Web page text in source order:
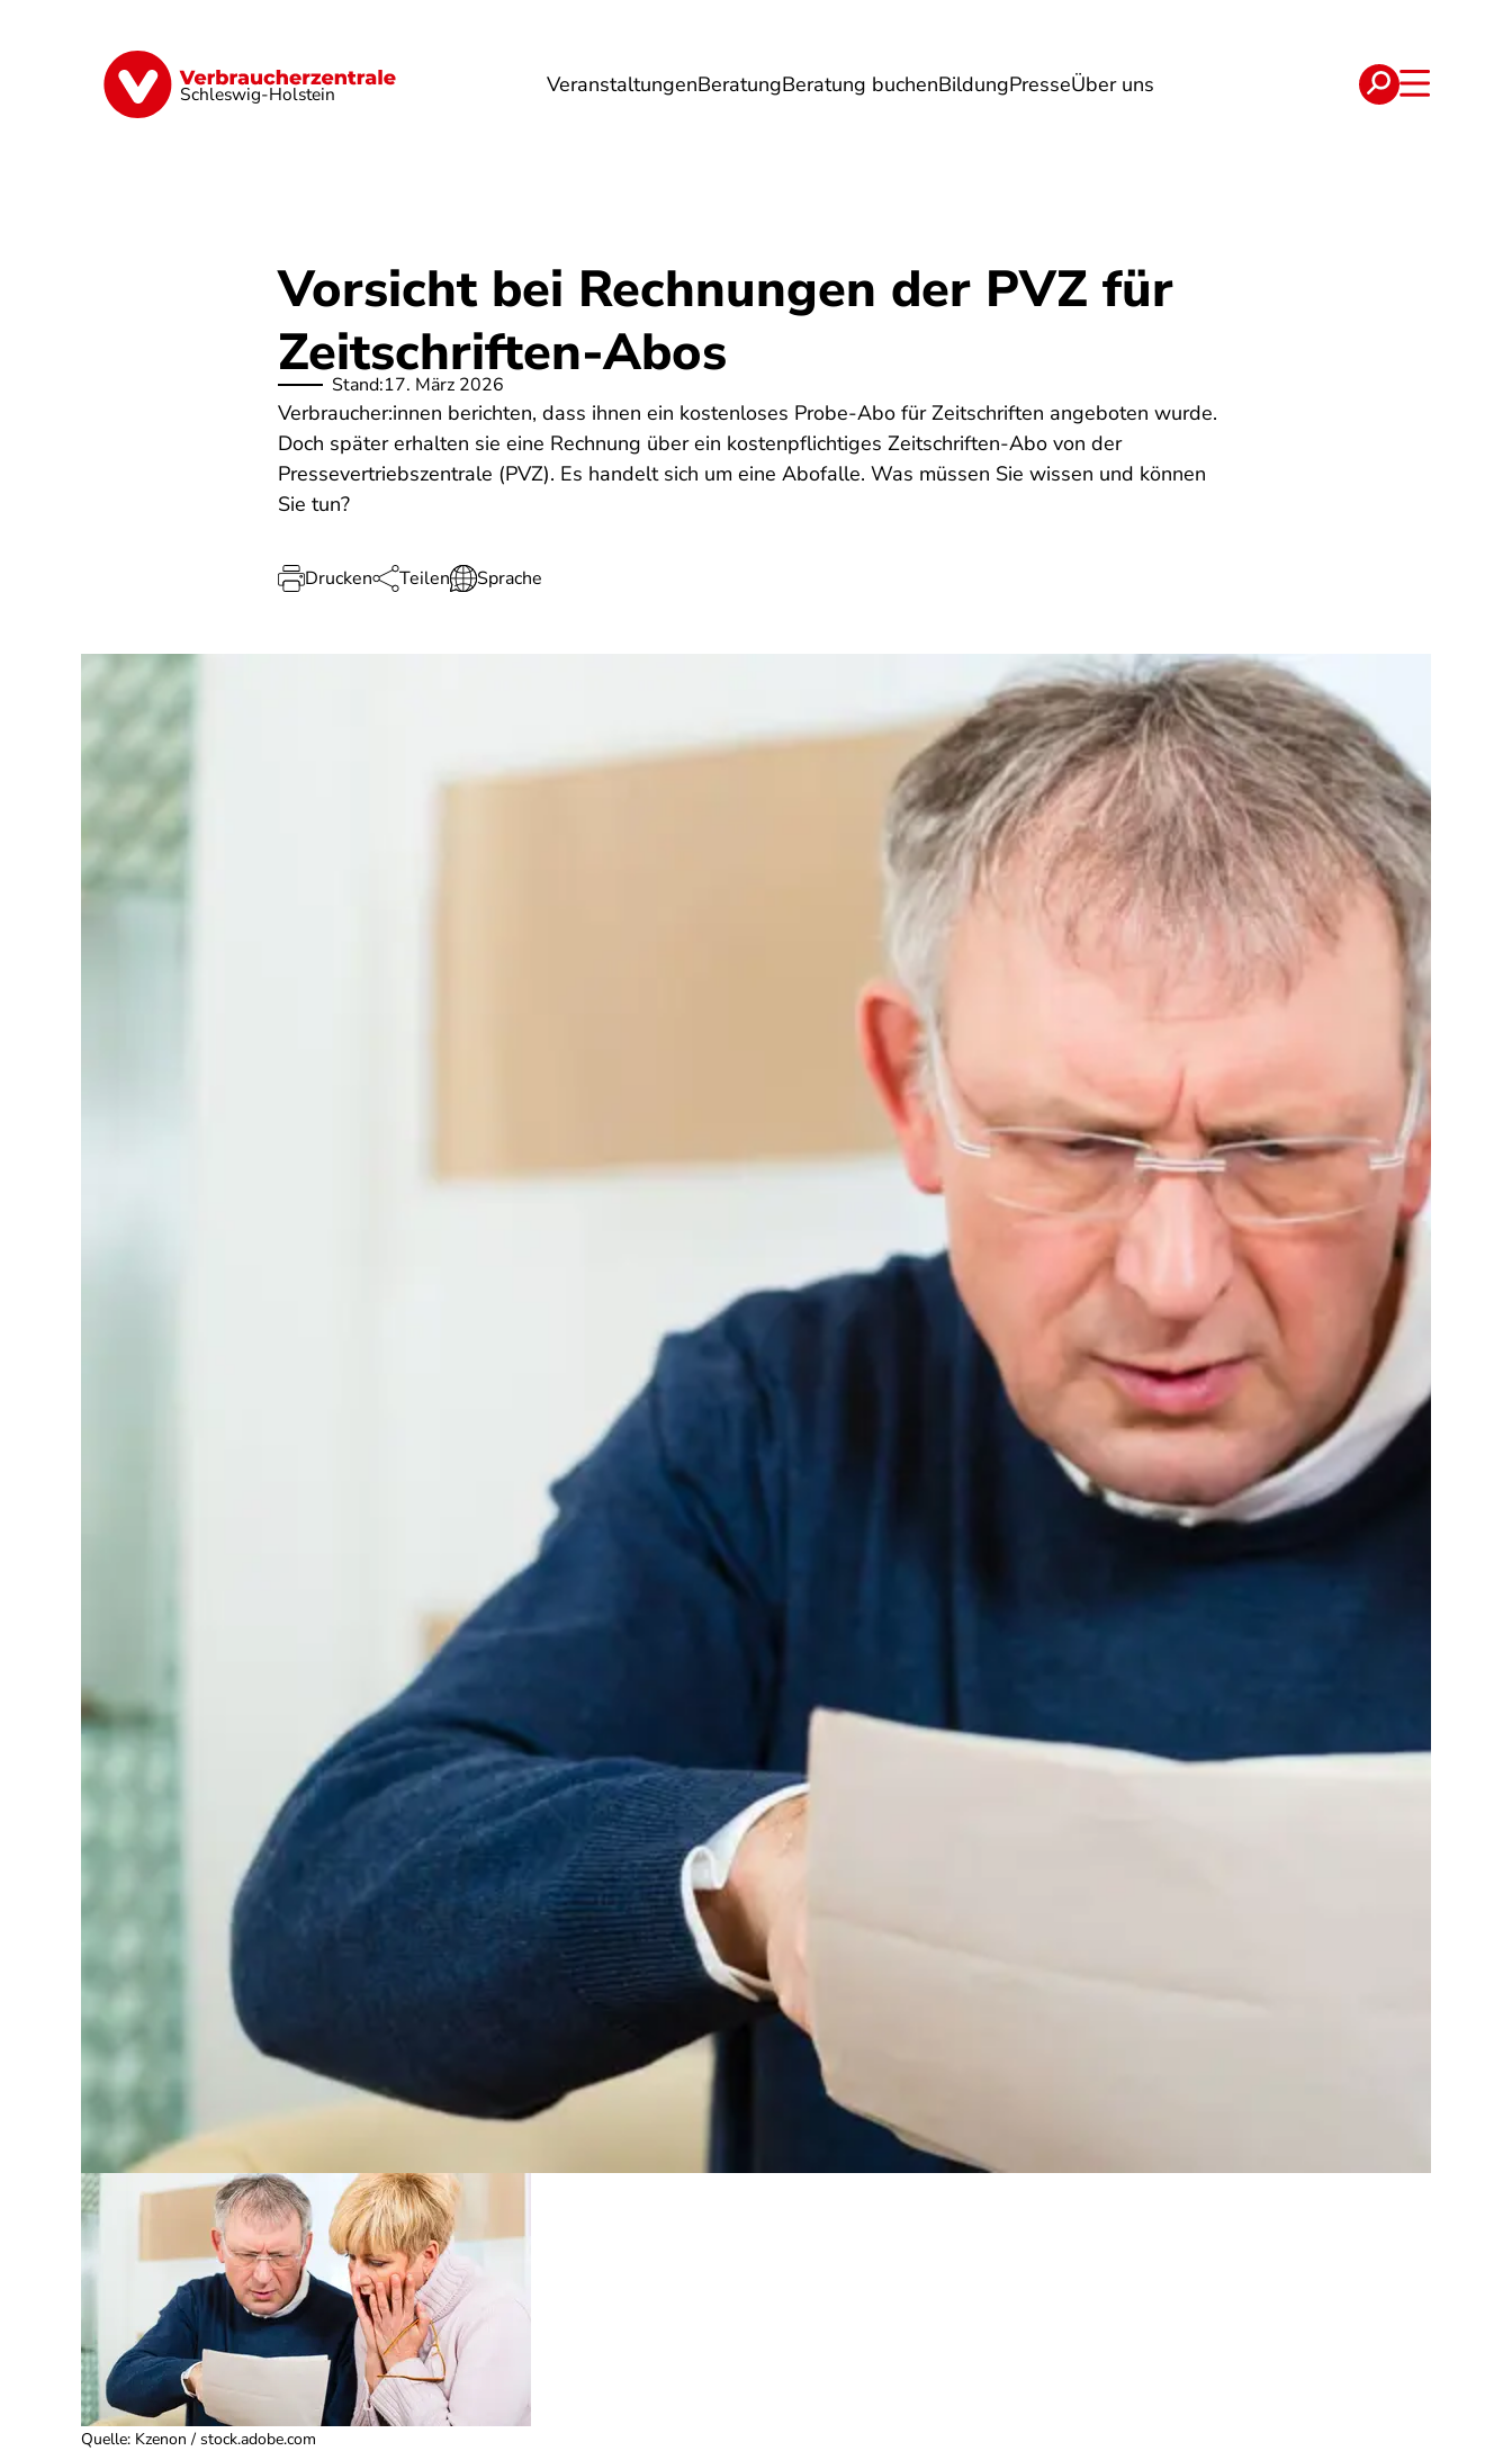
Schleswig-Holstein VeranstaltungenBeratungBeratung buchenBildungPresseÜber uns
Finanzen Digitales Lebensmittel Umwelt Gesundheit Energie Reise Verträge
Vorsicht bei Rechnungen der PVZ für
Zeitschriften-Abos
Stand:17. März 2026
Verbraucher:innen berichten, dass ihnen ein kostenloses Probe-Abo für Zeitschriften angeboten wurde.
Doch später erhalten sie eine Rechnung über ein kostenpflichtiges Zeitschriften-Abo von der
Pressevertriebszentrale (PVZ). Es handelt sich um eine Abofalle. Was müssen Sie wissen und können
Sie tun?
Drucken Teilen Sprache
Quelle: Kzenon / stock.adobe.com